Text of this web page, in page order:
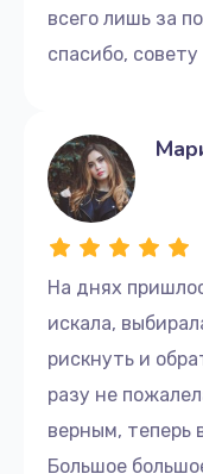
Мы ценим ваше
качественный
Доверьте свою
всего лишь за
спасибо,
На днях
искала,
рискнуть и
разу не
верным, теперь
Большое